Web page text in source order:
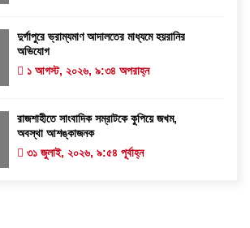
দুর্গাপুরে ভ্রাম্যমাণ আদালতের মাধ্যমে হয়রানির
অভিযোগ
১ আগস্ট, ২০২৬, ৯:৩৪ অপরাহ্ন
রাজশাহীতে সাংবাদিক সম্রাটকে কুপিয়ে জখম,
অবস্থা আশঙ্কাজনক
৩১ জুলাই, ২০২৬, ৯:৫৪ পূর্বাহ্ন